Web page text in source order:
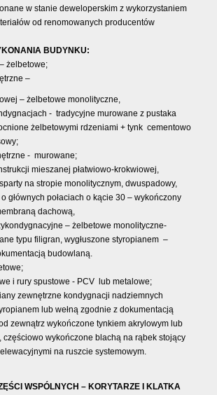
w stanie deweloperskim z wykorzystaniem
od renomowanych producentów
BUDYNKU:
żelbetowe;
–
– żelbetowe monolityczne,
- tradycyjne murowane z pustaka
żelbetowymi rdzeniami + tynk cementowo
- murowane;
mieszanej płatwiowo-krokwiowej,
na stropie monolitycznym, dwuspadowy,
głównych połaciach o kącie 30 – wykończony
dachową,
– żelbetowe monolityczne-
typu filigran, wygłuszone styropianem –
budowlaną.
i rury spustowe - PCV lub metalowe;
zewnętrzne kondygnacji nadziemnych
lub wełną zgodnie z dokumentacją
zewnątrz wykończone tynkiem akrylowym lub
częściowo wykończone blachą na rąbek stojący
na ruszcie systemowym.
WSPÓLNYCH – KORYTARZE I KLATKA